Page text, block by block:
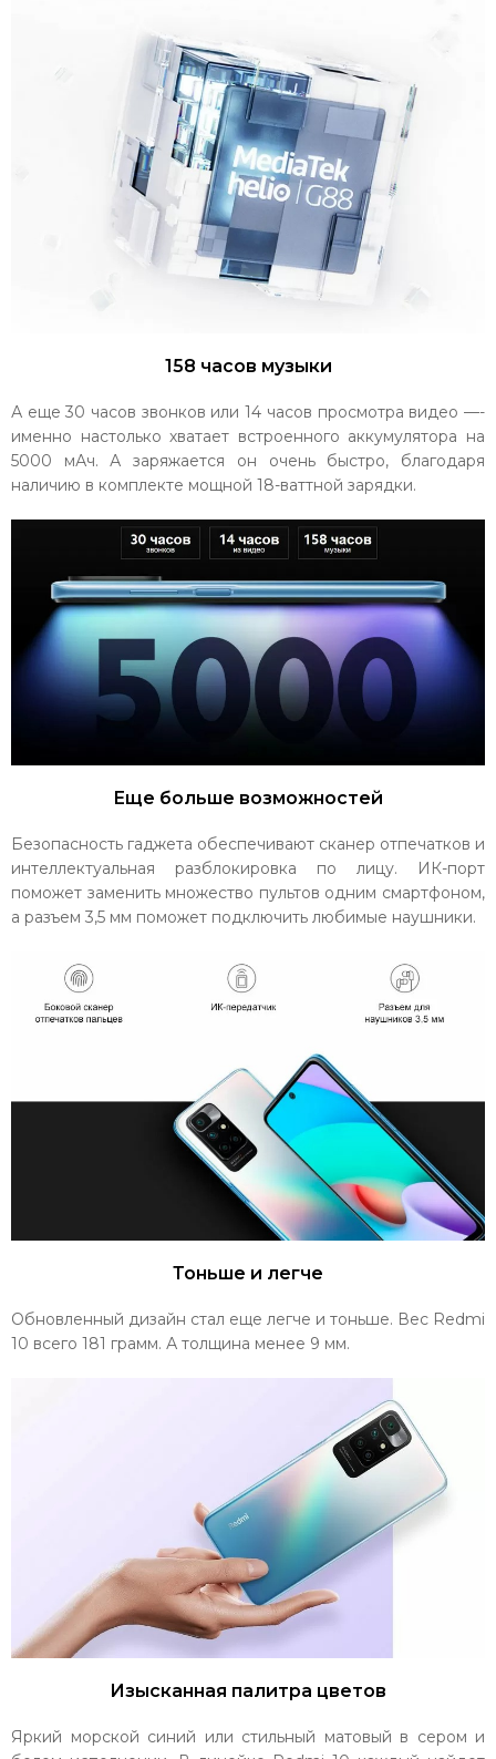
158 часов музыки
А еще 30 часов звонков или 14 часов просмотра видео —-
именно настолько хватает встроенного аккумулятора на
5000 мАч. А заряжается он очень быстро, благодаря
наличию в комплекте мощной 18-ваттной зарядки.
Еще больше возможностей
Безопасность гаджета обеспечивают сканер отпечатков и
интеллектуальная разблокировка по лицу. ИК-порт
поможет заменить множество пультов одним смартфоном,
а разъем 3,5 мм поможет подключить любимые наушники.
Тоньше и легче
Обновленный дизайн стал еще легче и тоньше. Вес Redmi
10 всего 181 грамм. А толщина менее 9 мм.
Изысканная палитра цветов
Яркий морской синий или стильный матовый в сером и